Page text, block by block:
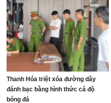
Thanh Hóa triệt xóa đường dây
đánh bạc bằng hình thức cá độ
bóng đá